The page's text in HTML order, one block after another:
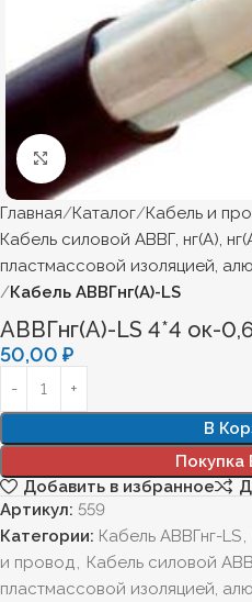
Нажмите, чтобы
Главная Каталог Кабель и
Кабель силовой АВВГ, нг(А),
пластмассовой изоляцией,
Кабель АВВГнг(А)-LS
АВВГнг(А)-LS 4*4 ок-
50,00 ₽
В
Покупка
Добавить в избранное
Артикул: 559
Категории: Кабель АВВГнг-LS,
и провод, Кабель силовой
пластмассовой изоляцией,